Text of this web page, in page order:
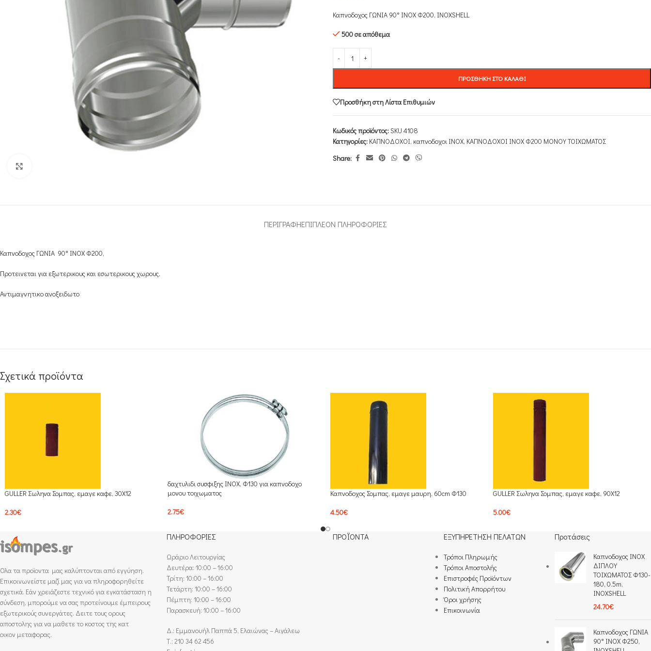
Καπνοδοχος ΓΩΝΙΑ 90° INOX Φ200, INOXSHELL
500 σε απόθεμα
ΠΡΟΣΘΉΚΗ ΣΤΟ ΚΑΛΆΘΙ
Προσθήκη στη Λίστα Επιθυμιών
Κωδικός προϊόντος:SKU 4108
Κατηγορίες: ΚΑΠΝΟΔΟΧΟΙ, καπνοδοχοι INOX, ΚΑΠΝΟΔΟΧΟΙ ΙΝΟΧ Φ200 ΜΟΝΟΥ ΤΟΙΧΩΜΑΤΟΣ
Share:
ΠΕΡΙΓΡΑΦΉΕΠΙΠΛΈΟΝ ΠΛΗΡΟΦΟΡΊΕΣ
Καπνοδοχος ΓΩΝΙΑ 90° INOX Φ200,
Προτεινεται για εξωτερικους και εσωτερικους χωρους,
Αντιμαγνητικο ανοξειδωτο
Σχετικά προϊόντα
GULLER Σωληνα Σομπας, εμαγε καφε, 30Χ12
2.30€
δαχτυλιδι συσφιξης INOX, Φ130 για καπνοδοχο
μονου τοιχωματος
2.75€
Καπνοδοχος Σομπας, εμαγε μαυρη, 60cm Φ130
4.50€
GULLER Σωληνα Σομπας, εμαγε καφε, 90Χ12
5.00€
Ολα τα προϊοντα μας καλύπτονται από εγγύηση.
Επικοινωνείστε μαζί μας για να πληροφορηθείτε
σχετικά. Εάν χρειάζεστε τεχνικό για εγκατάσταση η
σύνδεση, μπορούμε να σας προτείνουμε έμπειρους
εξωτερικούς συνεργάτες. Δειτε τους ορους
αποστολης για να μαθετε το κοστος της κατ
οικον μεταφορας.
ΠΛΗΡΟΦΟΡΙΕΣ
Ωράριο Λειτουργίας
Δευτέρα: 10:00 – 16:00
Τρίτη: 10:00 – 16:00
Τετάρτη: 10:00 – 16:00
Πέμπτη: 10:00 – 16:00
Παρασκευή: 10:00 – 16:00
Δ.: Εμμανουήλ Παππά 5, Ελαιώνας – Αιγάλεω
Τ.: 210 34 62 456
ΠΡΟΪΟΝΤΑ ΕΞΥΠΗΡΕΤΗΣΗ ΠΕΛΑΤΩΝ
Τρόποι Πληρωμής​
Τρόποι Αποστολής
Επιστροφές Προϊόντων
Πολιτική Απορρήτου
Όροι χρήσης
Επικοινωνία
Προτάσεις
Καπνοδοχος INOX
ΔΙΠΛΟΥ
ΤΟΙΧΩΜΑΤΟΣ Φ130-
180, 0.5m,
INOXSHELL
24.70€
Καπνοδοχος ΓΩΝΙΑ
90° INOX Φ250,